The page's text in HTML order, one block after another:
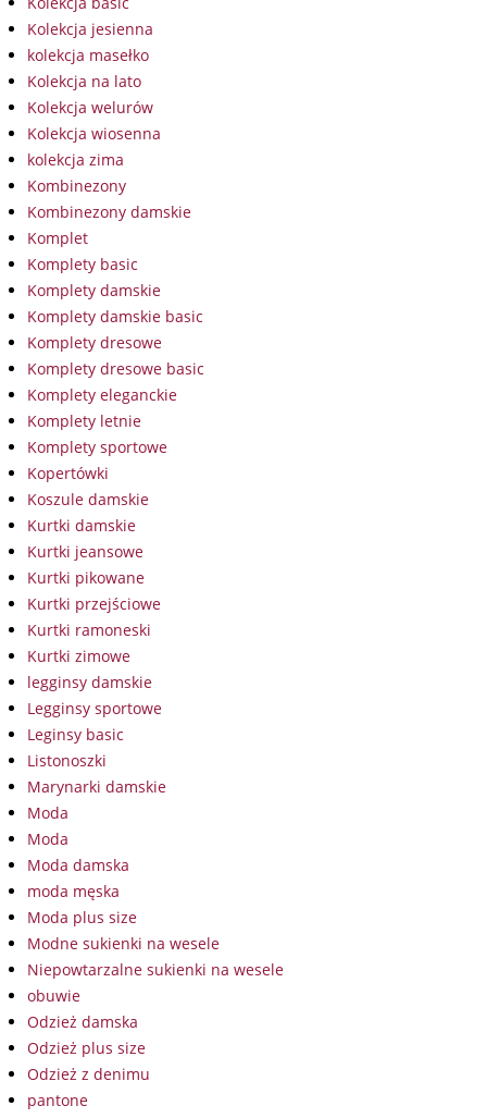
Kolekcja jesienna
kolekcja masełko
Kolekcja na lato
Kolekcja welurów
Kolekcja wiosenna
kolekcja zima
Kombinezony
Kombinezony damskie
Komplet
Komplety basic
Komplety damskie
Komplety damskie basic
Komplety dresowe
Komplety dresowe basic
Komplety eleganckie
Komplety letnie
Komplety sportowe
Kopertówki
Koszule damskie
Kurtki damskie
Kurtki jeansowe
Kurtki pikowane
Kurtki przejściowe
Kurtki ramoneski
Kurtki zimowe
legginsy damskie
Legginsy sportowe
Leginsy basic
Listonoszki
Marynarki damskie
Moda
Moda
Moda damska
moda męska
Moda plus size
Modne sukienki na wesele
Niepowtarzalne sukienki na wesele
obuwie
Odzież damska
Odzież plus size
Odzież z denimu
pantone